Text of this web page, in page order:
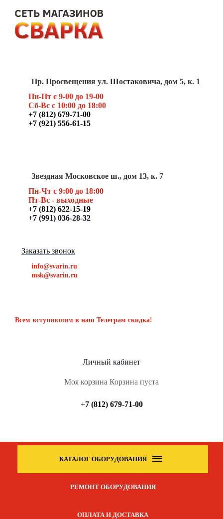
Пр. Просвещения ул. Шостаковича, дом 5, к. 1
Пн-Пт с 9-00 до 19-00
Сб-Вс с 10:00 до 18:00
+7 (812) 679-71-00
+7 (921) 556-61-15
Звездная Московское ш., дом 13, к. 7
Пн-Чт с 9:00 до 18:00
Пт-Вс - выходные
+7 (812) 622-15-19
+7 (991) 036-28-32
Заказать звонок
info@svarin.ru
msk@svarin.ru
Всем вступившим в наш Телеграм скидка!
Личный кабинет
Моя корзина Корзина пуста
+7 (812) 679-71-00
КАТАЛОГ ОБОРУДОВАНИЯ
РЕМОНТ ОБОРУДОВАНИЯ
ОПЛАТА И ДОСТАВКА